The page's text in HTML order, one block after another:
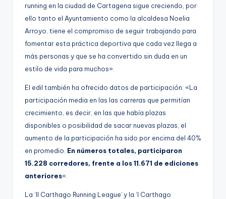
running en la ciudad de Cartagena sigue creciendo, por
ello tanto el Ayuntamiento como la alcaldesa Noelia
Arroyo, tiene el compromiso de seguir trabajando para
fomentar esta práctica deportiva que cada vez llega a
más personas y que se ha convertido sin duda en un
estilo de vida para muchos».
El edil también ha ofrecido datos de participación: «La
participación media en las las carreras que permitían
crecimiento, es decir, en las que había plazas
disponibles o posibilidad de sacar nuevas plazas, el
aumento de la participación ha sido por encima del 40%
en promedio. En números totales, participaron
15.228 corredores, frente a los 11.671 de ediciones
anteriores«.
La ‘II Carthago Running League’ y la ‘I Carthago